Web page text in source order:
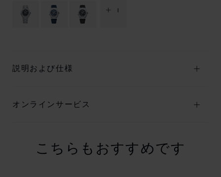
+ 1
説明および仕様
オンラインサービス
こちらもおすすめです